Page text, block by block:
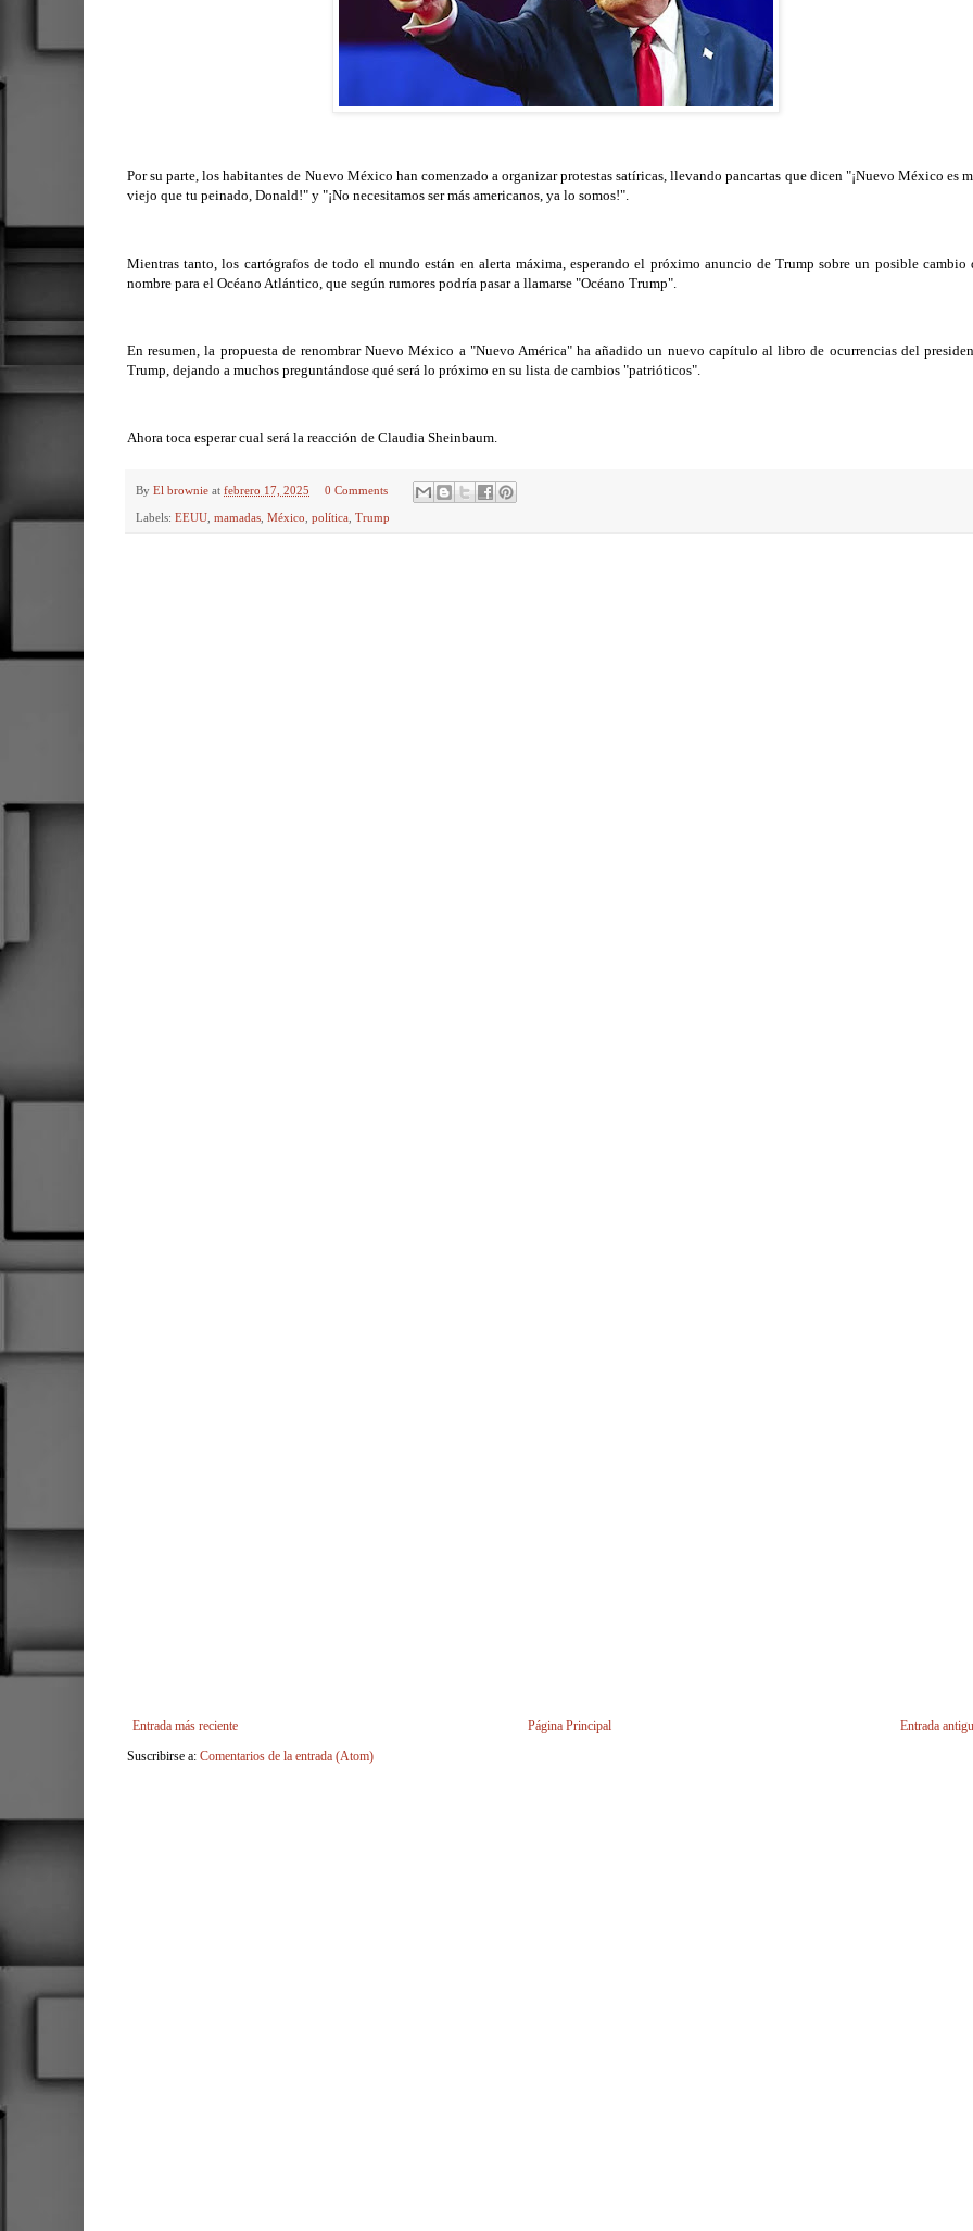
Por su parte, los habitantes de Nuevo México han comenzado a organizar protestas satíricas, llevando pancartas que dicen "¡Nuevo México es
viejo que tu peinado, Donald!" y "¡No necesitamos ser más americanos, ya lo somos!".
Mientras tanto, los cartógrafos de todo el mundo están en alerta máxima, esperando el próximo anuncio de Trump sobre un posible cambio
nombre para el Océano Atlántico, que según rumores podría pasar a llamarse "Océano Trump".
En resumen, la propuesta de renombrar Nuevo México a "Nuevo América" ha añadido un nuevo capítulo al libro de ocurrencias del
Trump, dejando a muchos preguntándose qué será lo próximo en su lista de cambios "patrióticos".
Ahora toca esperar cual será la reacción de Claudia Sheinbaum.
By El brownie at febrero 17, 2025 0 Comments
Labels: EEUU mamadas México política Trump
Entrada más reciente Entrada
Página Principal
Suscribirse a: Comentarios de la entrada (Atom)